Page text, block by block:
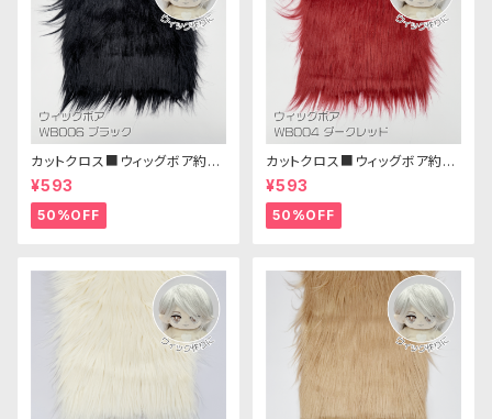
カットクロス■ウィッグボア約8c
m(ブラック)WB006ボア生地 2
5cm × 45cm
¥593
50%OFF
カットクロス■ウィッグボア約8c
m(ダークレッド)WB004ボア生
地 25cm × 45cm
¥593
50%OFF